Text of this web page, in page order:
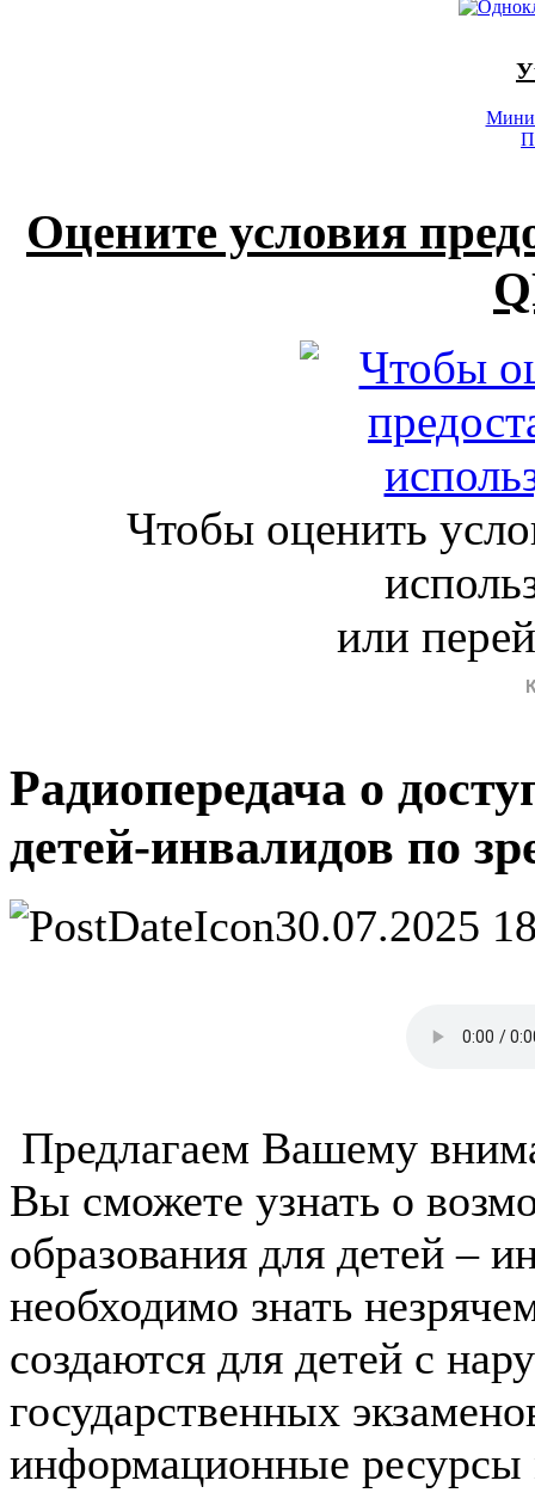
Оцените условия
Чтобы оценить
или
Радиопередача о
детей-инвалидов по
30.07.2025
Предлагаем Вашему
Вы сможете узнать о
образования для детей –
необходимо знать
создаются для детей с
государственных
информационные ресурсы